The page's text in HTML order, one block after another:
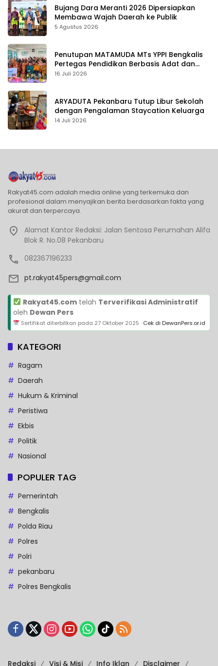
Bujang Dara Meranti 2026 Dipersiapkan
Membawa Wajah Daerah ke Publik
5 Agustus 2026
Penutupan MATAMUDA MTs YPPI Bengkalis
Pertegas Pendidikan Berbasis Adat dan
Karakter
16 Juli 2026
ARYADUTA Pekanbaru Tutup Libur Sekolah
dengan Pengalaman Staycation Keluarga
14 Juli 2026
Rakyat45.com adalah media online yang terkemuka dan
profesional dalam menyajikan berita berdasarkan fakta yang
akurat dan terpercaya.
Alamat Kantor Redaksi: Jalan Sentosa Perumahan Alifa
Blok R. No.08 Pekanbaru
082367196233
pt.rakyat45pers@gmail.com
Rakyat45.comtelah Terverifikasi Administratif
oleh Dewan Pers
Sertifikat diterbitkan pada 27 Oktober 2025 · Cek di DewanPers.or.id
KATEGORI
Ragam
Daerah
Hukum & Kriminal
Peristiwa
Ekbis
Politik
Nasional
POPULER TAG
Pemerintah
Bengkalis
Polda Riau
Polres
Polri
pekanbaru
Polres Bengkalis
Redaksi Visi & Misi Info Iklan Disclaimer